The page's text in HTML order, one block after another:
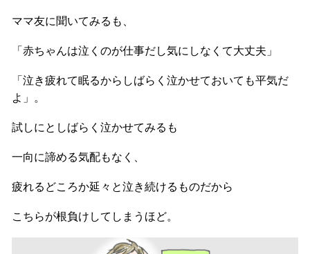
ママ友に聞いてみるも、
「赤ちゃんは泣くのが仕事だし気にしなくて大丈夫」
「泣き疲れて眠るからしばらく泣かせておいても平気だ
よ」。
試しにとしばらく泣かせてみるも
一向に諦める気配もなく、
疲れるどころか延々と泣き続けるものだから
こちらが根負けしてしまうほど。